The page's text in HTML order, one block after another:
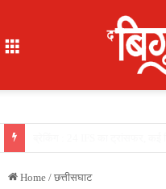
Home / छत्तीसघाट